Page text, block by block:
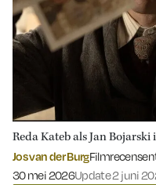
Reda Kateb als Jan
Jos van der Burg
Gepubliceerd op:
30 mei 2026Update 2 juni